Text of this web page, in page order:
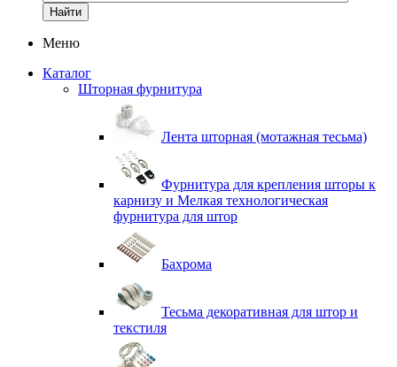
Найти
Меню
Каталог
Шторная фурнитура
Лента шторная (мотажная тесьма)
Фурнитура для крепления шторы к
карнизу и Мелкая технологическая
фурнитура для штор
Бахрома
Тесьма декоративная для штор и
текстиля